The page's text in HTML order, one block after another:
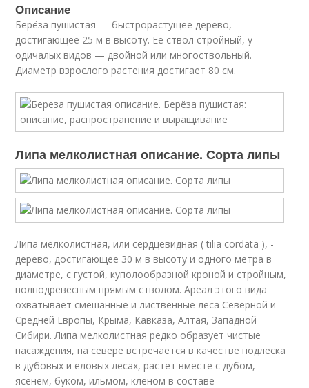
Описание
Берёза пушистая — быстрорастущее дерево,
достигающее 25 м в высоту. Её ствол стройный, у
одичалых видов — двойной или многоствольный.
Диаметр взрослого растения достигает 80 см.
Липа мелколистная описание. Сорта липы
Липа мелколистная, или сердцевидная ( tilia cordata ), -
дерево, достигающее 30 м в высоту и одного метра в
диаметре, с густой, куполообразной кроной и стройным,
полнодревесным прямым стволом. Ареал этого вида
охватывает смешанные и лиственные леса Северной и
Средней Европы, Крыма, Кавказа, Алтая, Западной
Сибири. Липа мелколистная редко образует чистые
насаждения, на севере встречается в качестве подлеска
в дубовых и еловых лесах, растет вместе с дубом,
ясенем, буком, ильмом, кленом в составе